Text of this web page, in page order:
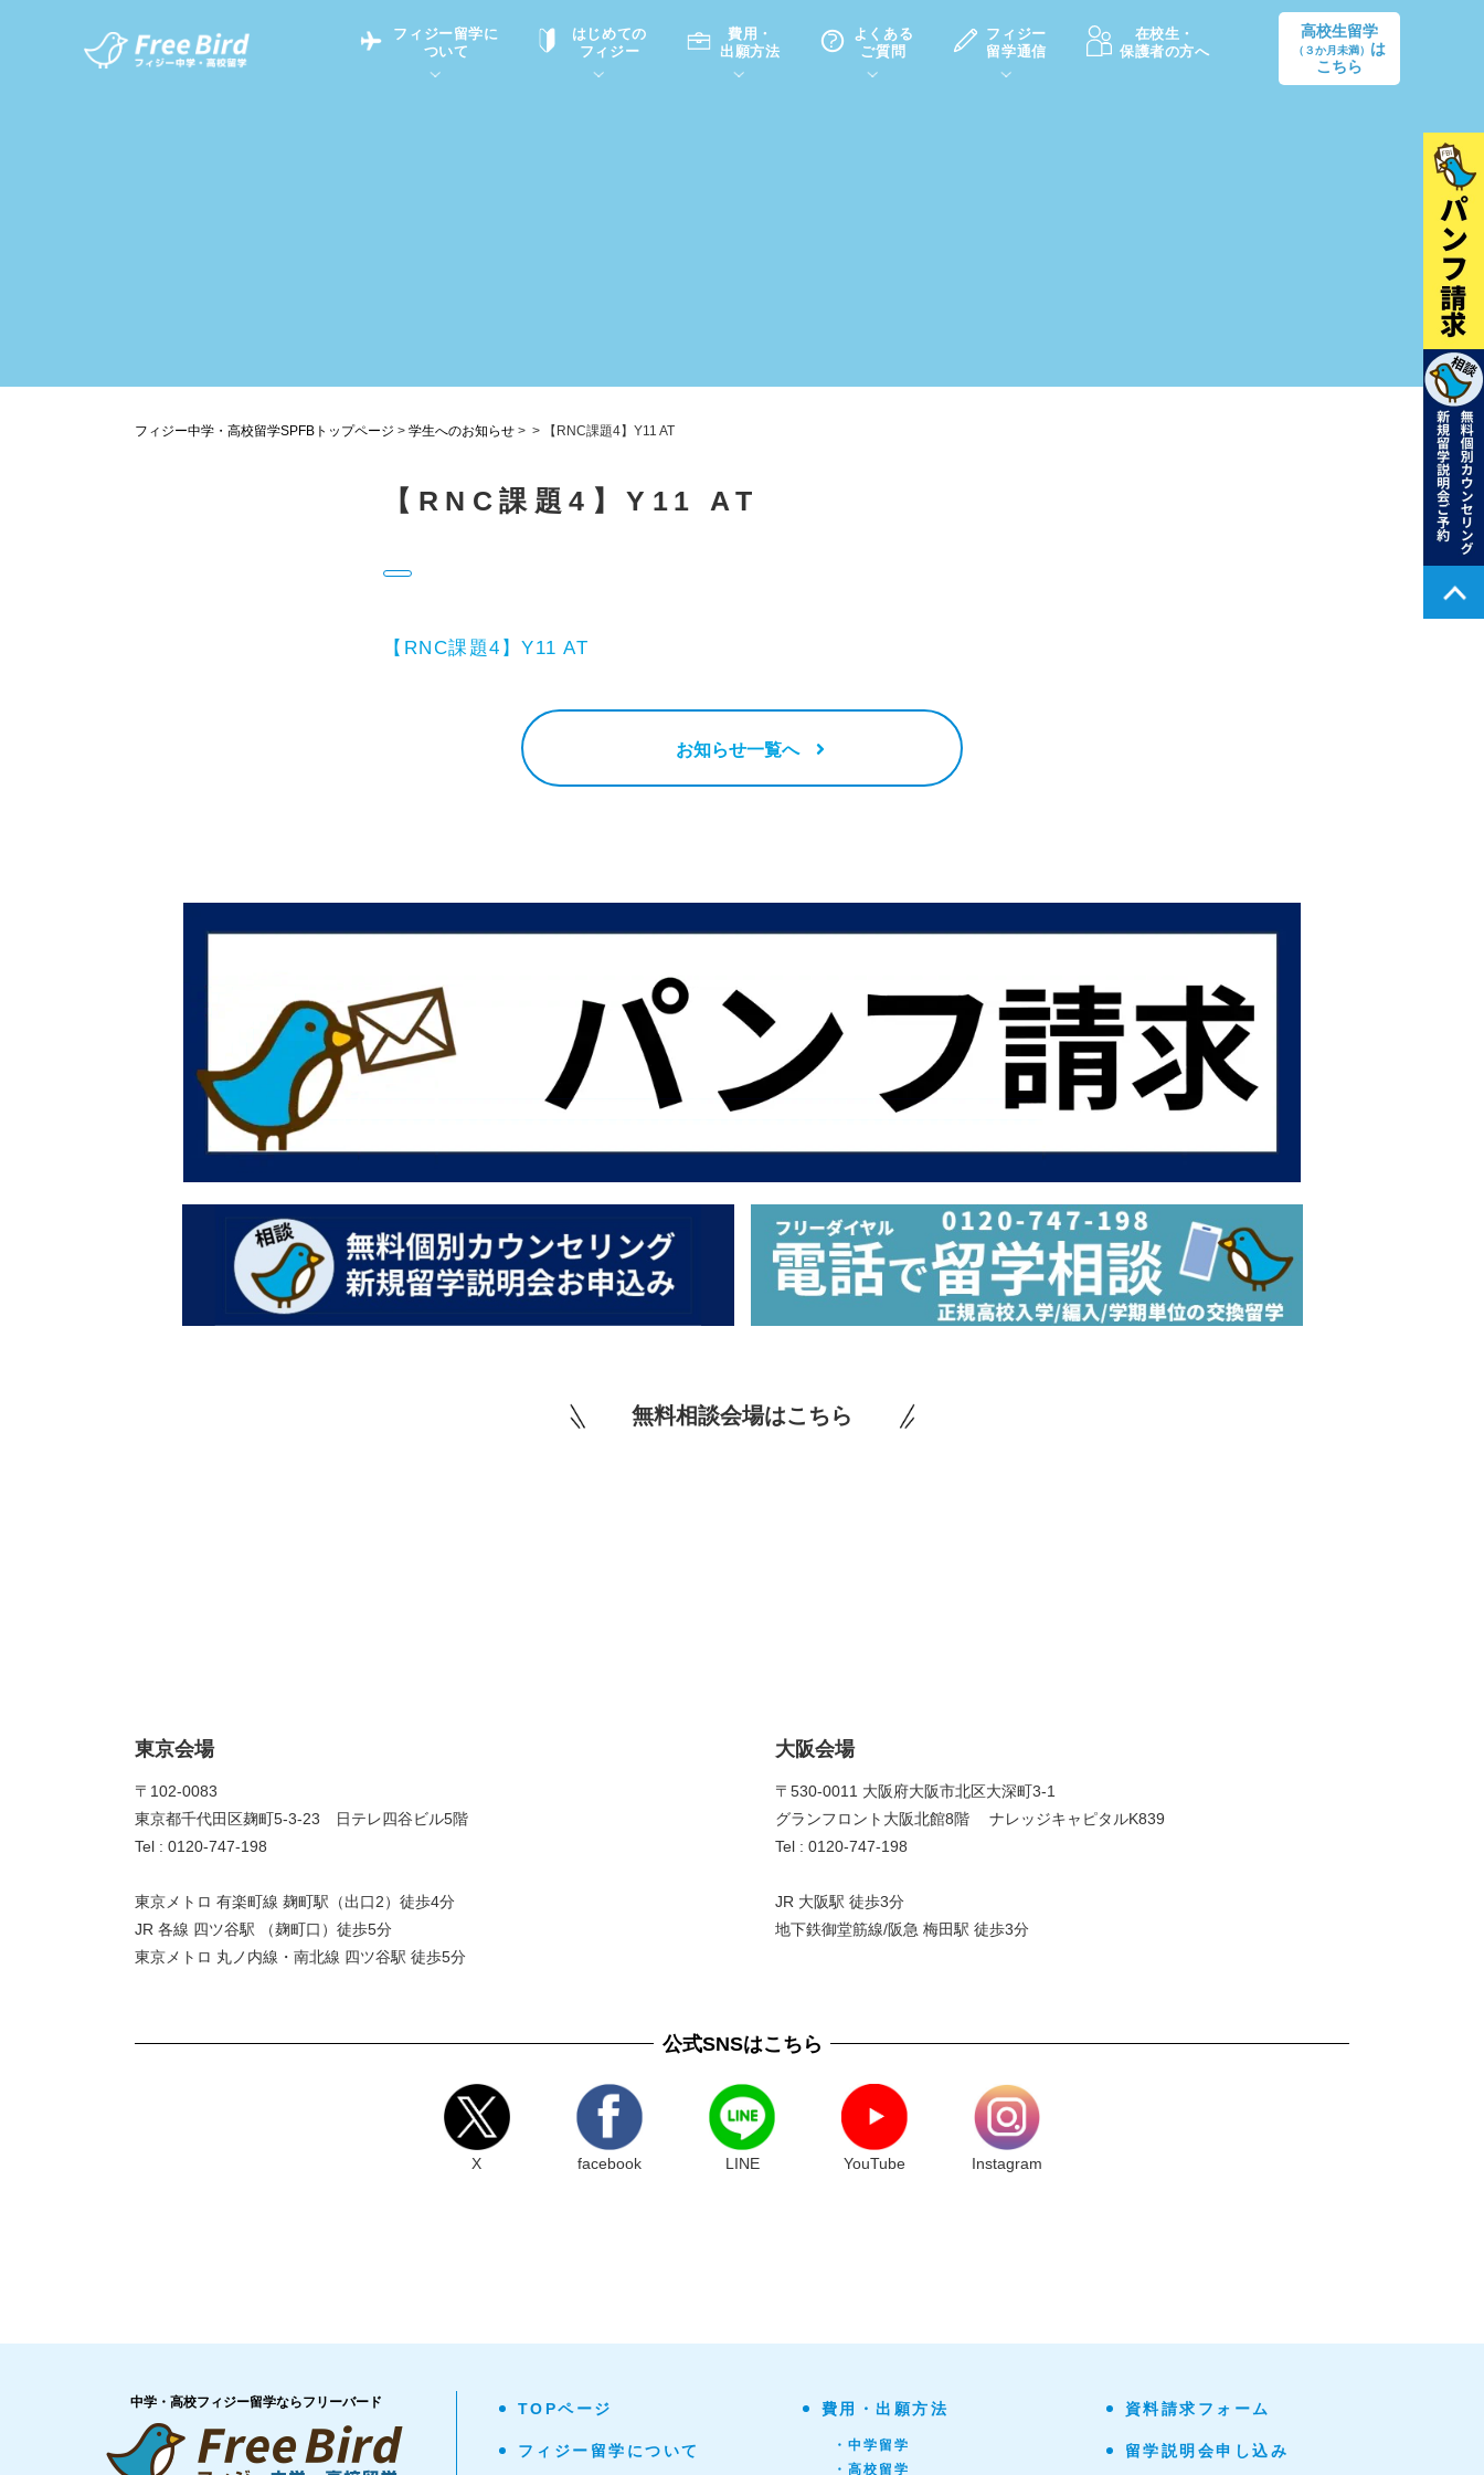
フィジー留学に
ついて
はじめての
フィジー
費用・
出願方法
よくある
ご質問
フィジー
留学通信
在校生・
保護者の方へ
高校生留学
（３か月未満）
は
こちら
フィジー中学・高校留学SPFBトップページ > 学生へのお知らせ > > 【RNC課題4】Y11 AT
【RNC課題4】Y11 AT
【RNC課題4】Y11 AT
お知らせ一覧へ
無料相談会場はこちら
東京会場
〒102-0083
東京都千代田区麹町5-3-23 日テレ四谷ビル5階
Tel : 0120-747-198
東京メトロ 有楽町線 麹町駅（出口2）徒歩4分
JR 各線 四ツ谷駅 （麹町口）徒歩5分
東京メトロ 丸ノ内線・南北線 四ツ谷駅 徒歩5分
大阪会場
〒530-0011 大阪府大阪市北区大深町3-1
グランフロント大阪北館8階 ナレッジキャピタルK839
Tel : 0120-747-198
JR 大阪駅 徒歩3分
地下鉄御堂筋線/阪急 梅田駅 徒歩3分
公式SNSはこちら
X facebook LINE YouTube Instagram
中学・高校フィジー留学ならフリーバード TOPページ
フィジー留学について
費用・出願方法
・中学留学
・高校留学
資料請求フォーム
留学説明会申し込み